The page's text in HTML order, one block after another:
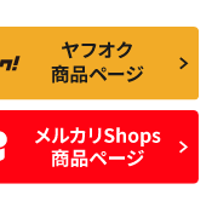
られるが、使用に問
題のない中古品
残り溝も少なく、偏
磨耗がみられ、短期
間使用できるくらい
の中古品